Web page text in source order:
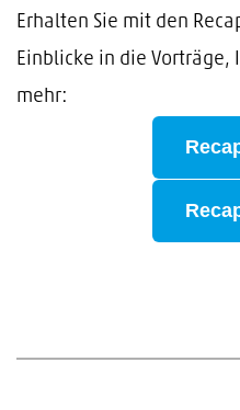
Erhalten Sie mit den
Einblicke in die Vorträge,
mehr: